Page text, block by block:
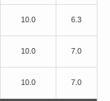
10.0 6.3
10.0 7.0
10.0 7.0